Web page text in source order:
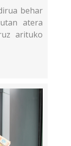
behar
atera
arituko